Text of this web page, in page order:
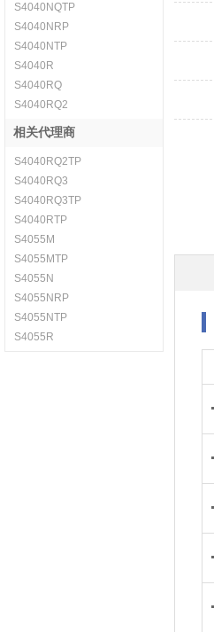
S4040NQTP
S4040NRP
S4040NTP
S4040R
S4040RQ
S4040RQ2
相关代理商
S4040RQ2TP
S4040RQ3
S4040RQ3TP
S4040RTP
S4055M
S4055MTP
S4055N
S4055NRP
S4055NTP
S4055R